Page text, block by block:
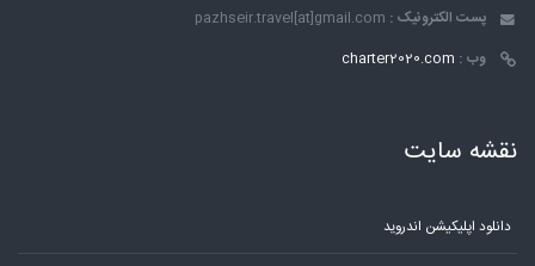
پست الکترونیک : pazhseir.travel[at]gmail.com
وب : charter2020.com
نقشه سایت
دانلود اپلیکیشن اندروید